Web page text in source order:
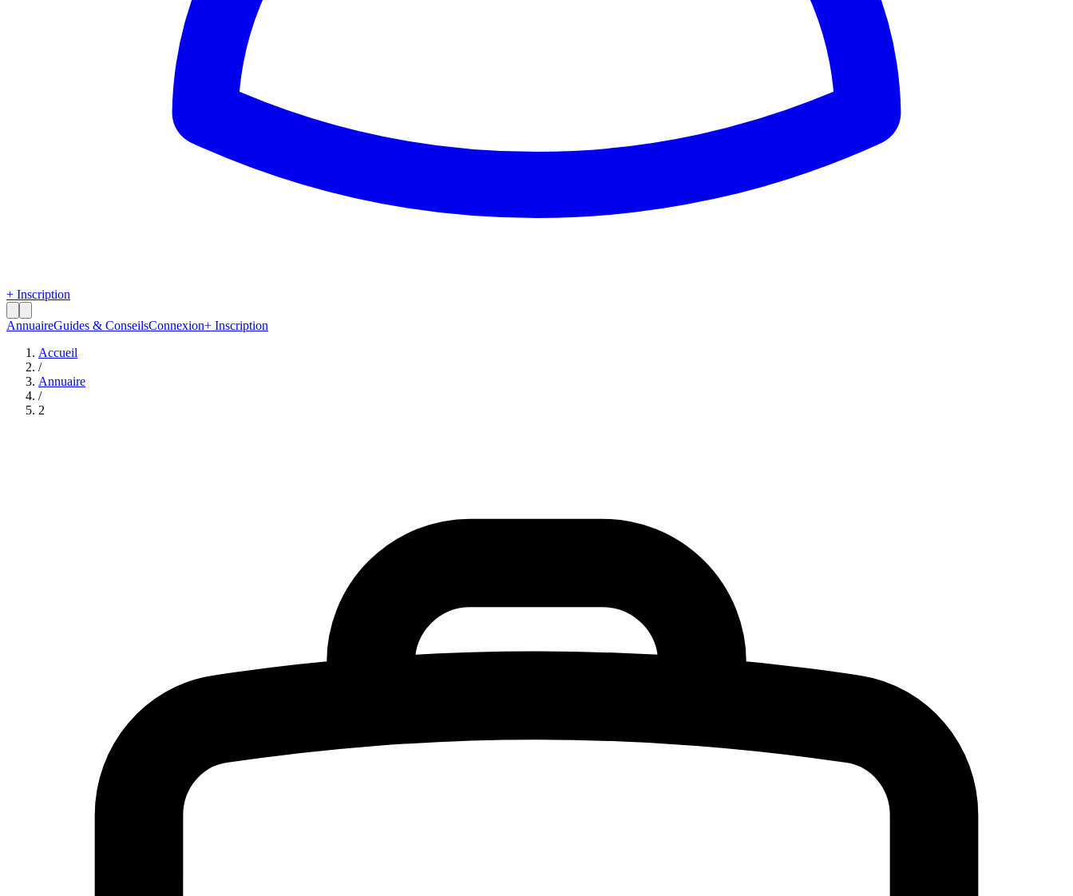
+ Inscription
AnnuaireGuides & ConseilsConnexion+ Inscription
Accueil
/
Annuaire
/
2